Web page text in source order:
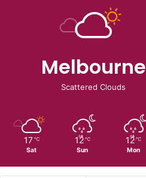
Melbourne
Scattered Clouds
17 ℃
Sat
12 ℃
Sun
12 ℃
Mon